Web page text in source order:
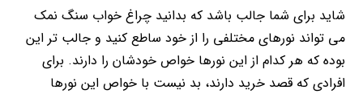
شاید برای شما جالب باشد که بدانید چراغ خواب سنگ نمک
می تواند نورهای مختلفی را از خود ساطع کنید و جالب تر این
بوده که هر کدام از این نورها خواص خودشان را دارند. برای
افرادی که قصد خرید دارند، بد نیست با خواص این نورها